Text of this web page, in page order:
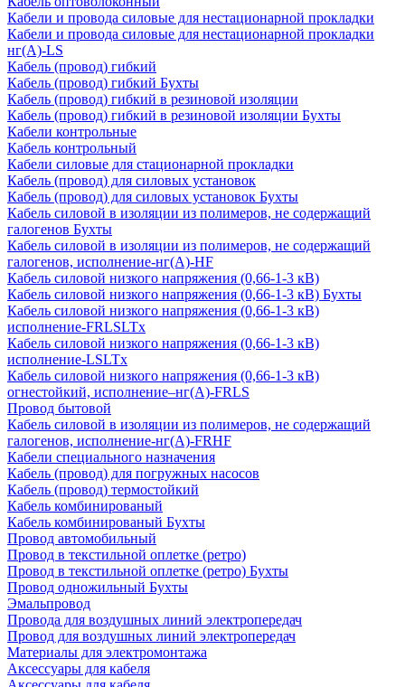
Кабели и провода силовые для нестационарной прокладки
Кабели и провода силовые для нестационарной прокладки
нг(А)-LS
Кабель (провод) гибкий
Кабель (провод) гибкий Бухты
Кабель (провод) гибкий в резиновой изоляции
Кабель (провод) гибкий в резиновой изоляции Бухты
Кабели контрольные
Кабель контрольный
Кабели силовые для стационарной прокладки
Кабель (провод) для силовых установок
Кабель (провод) для силовых установок Бухты
Кабель силовой в изоляции из полимеров, не содержащий
галогенов Бухты
Кабель силовой в изоляции из полимеров, не содержащий
галогенов, исполнение-нг(А)-HF
Кабель силовой низкого напряжения (0,66-1-3 кВ)
Кабель силовой низкого напряжения (0,66-1-3 кВ) Бухты
Кабель силовой низкого напряжения (0,66-1-3 кВ)
исполнение-FRLSLTx
Кабель силовой низкого напряжения (0,66-1-3 кВ)
исполнение-LSLTx
Кабель силовой низкого напряжения (0,66-1-3 кВ)
огнестойкий, исполнение–нг(А)-FRLS
Провод бытовой
Кабель силовой в изоляции из полимеров, не содержащий
галогенов, исполнение-нг(А)-FRHF
Кабели специального назначения
Кабель (провод) для погружных насосов
Кабель (провод) термостойкий
Кабель комбинированый
Кабель комбинированый Бухты
Провод автомобильный
Провод в текстильной оплетке (ретро)
Провод в текстильной оплетке (ретро) Бухты
Провод одножильный Бухты
Эмальпровод
Провода для воздушных линий электропередач
Провод для воздушных линий электропередач
Материалы для электромонтажа
Аксессуары для кабеля